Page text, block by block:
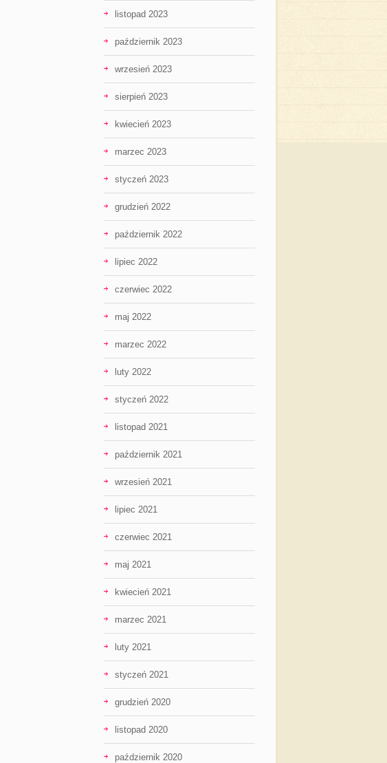
listopad 2023
październik 2023
wrzesień 2023
sierpień 2023
kwiecień 2023
marzec 2023
styczeń 2023
grudzień 2022
październik 2022
lipiec 2022
czerwiec 2022
maj 2022
marzec 2022
luty 2022
styczeń 2022
listopad 2021
październik 2021
wrzesień 2021
lipiec 2021
czerwiec 2021
maj 2021
kwiecień 2021
marzec 2021
luty 2021
styczeń 2021
grudzień 2020
listopad 2020
październik 2020